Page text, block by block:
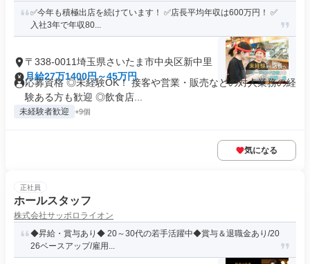
✅️今年も積極出店を続けています！ ✅️店長平均年収は600万円！ ✅️
入社3年で年収80...
〒338-0011埼玉県さいたま市中央区新中里
月給27万1400円～45万円
応募資格 ◎未経験OK！ 接客や営業・販売などの対人業務の経
験ある方も歓迎 ◎飲食店...
未経験者歓迎 +9個
気になる
正社員
ホールスタッフ
株式会社サッポロライオン
◆昇給・賞与あり◆ 20～30代の若手活躍中◆賞与＆退職金あり/20
26ベースアップ/雇用...